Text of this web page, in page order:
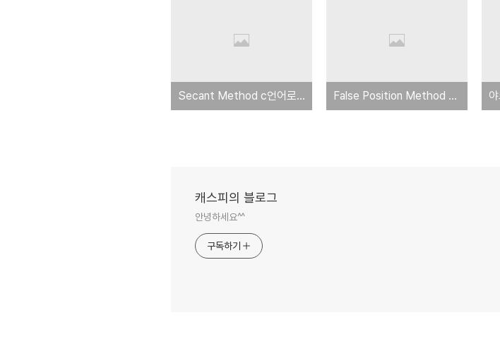
Secant Method c언어로 구현하기 False Position Method c언어로 구현하기
캐스피의 블로그
안녕하세요^^
구독하기